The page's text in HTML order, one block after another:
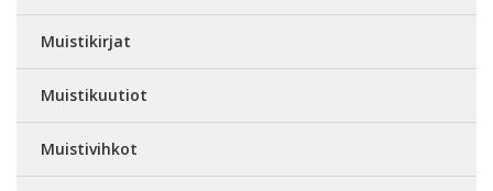
Muistikirjat
Muistikuutiot
Muistivihkot